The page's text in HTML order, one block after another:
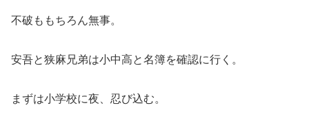
不破ももちろん無事。
安吾と狭麻兄弟は小中高と名簿を確認に行く。
まずは小学校に夜、忍び込む。